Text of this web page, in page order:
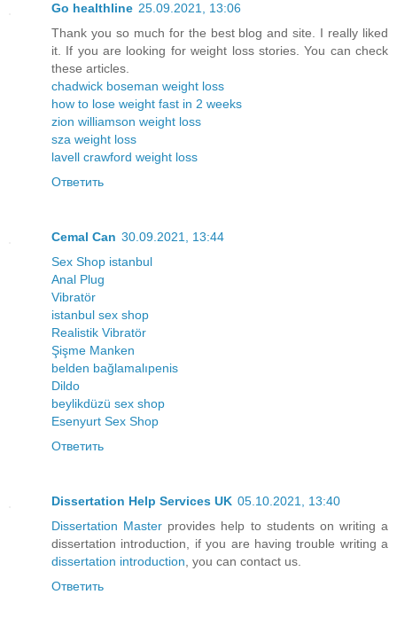
Go healthline 25.09.2021, 13:06
Thank you so much for the best blog and site. I really liked
it. If you are looking for weight loss stories. You can check
these articles.
chadwick boseman weight loss
how to lose weight fast in 2 weeks
zion williamson weight loss
sza weight loss
lavell crawford weight loss
Ответить
Cemal Can 30.09.2021, 13:44
Sex Shop istanbul
Anal Plug
Vibratör
istanbul sex shop
Realistik Vibratör
Şişme Manken
belden bağlamalıpenis
Dildo
beylikdüzü sex shop
Esenyurt Sex Shop
Ответить
Dissertation Help Services UK 05.10.2021, 13:40
Dissertation Master provides help to students on writing a
dissertation introduction, if you are having trouble writing a
dissertation introduction , you can contact us.
Ответить